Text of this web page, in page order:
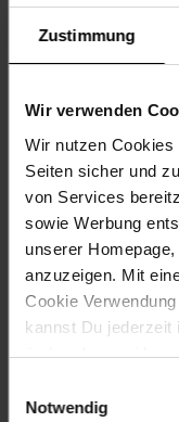
Zustimmung
Wir verwenden
Wir nutzen Cookies
Seiten sicher und
von Services
sowie Werbung
unserer
anzuzeigen. Mit
Cookie
kannst Du jederzeit
ändern bzw.
Notwendig
Blattform:
Blattrand: Gelappt
Pflegeaufwand:
Lichtbedarf:
Wasserbedarf: Mittel
Rückschnitt:
Bodenansprüche:
Nährstoffgehalt:
Frosthärte: bis -23 °C
Verwendung: Als
Terrasse,Als
Eigenschaften